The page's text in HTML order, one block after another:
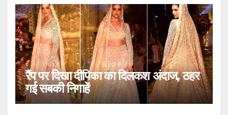
रैंप पर दिखा दीपिका का दिलकश अंदाज, ठहर
गई सबकी निगाहें